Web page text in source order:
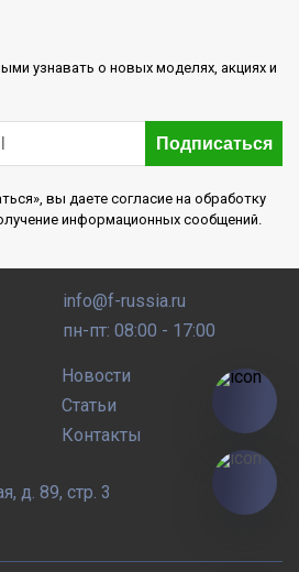
узнавать о новых моделях, акциях и
Подписаться
вы даете согласие на обработку
информационных сообщений.
Новости
Статьи
Контакты
info@f-russia.ru
пн-пт: 08:00 - 17:00
д. 89, стр. 3